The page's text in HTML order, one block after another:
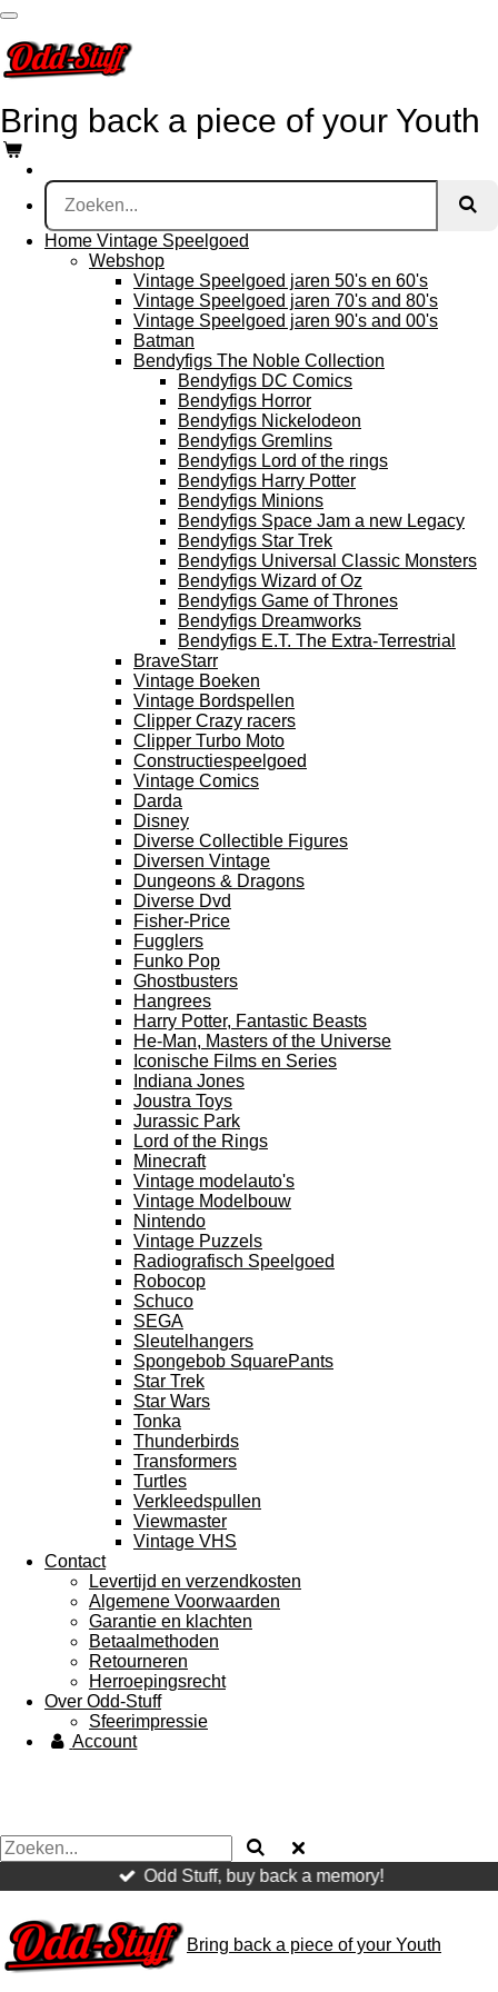
Ga
direct
naar
de
Bring back a piece of your Youth
Home Vintage Speelgoed
Webshop
Vintage Speelgoed jaren 50's en 60's
Vintage Speelgoed jaren 70's and 80's
Vintage Speelgoed jaren 90's and 00's
Batman
Bendyfigs The Noble Collection
Bendyfigs DC Comics
Bendyfigs Horror
Bendyfigs Nickelodeon
Bendyfigs Gremlins
Bendyfigs Lord of the rings
Bendyfigs Harry Potter
Bendyfigs Minions
Bendyfigs Space Jam a new Legacy
Bendyfigs Star Trek
Bendyfigs Universal Classic Monsters
Bendyfigs Wizard of Oz
Bendyfigs Game of Thrones
Bendyfigs Dreamworks
Bendyfigs E.T. The Extra-Terrestrial
BraveStarr
Vintage Boeken
Vintage Bordspellen
Clipper Crazy racers
Clipper Turbo Moto
Constructiespeelgoed
Vintage Comics
Darda
Disney
Diverse Collectible Figures
Diversen Vintage
Dungeons & Dragons
Diverse Dvd
Fisher-Price
Fugglers
Funko Pop
Ghostbusters
Hangrees
Harry Potter, Fantastic Beasts
He-Man, Masters of the Universe
Iconische Films en Series
Indiana Jones
Joustra Toys
Jurassic Park
Lord of the Rings
Minecraft
Vintage modelauto's
Vintage Modelbouw
Nintendo
Vintage Puzzels
Radiografisch Speelgoed
Robocop
Schuco
SEGA
Sleutelhangers
Spongebob SquarePants
Star Trek
Star Wars
Tonka
Thunderbirds
Transformers
Turtles
Verkleedspullen
Viewmaster
Vintage VHS
Contact
Levertijd en verzendkosten
Algemene Voorwaarden
Garantie en klachten
Betaalmethoden
Retourneren
Herroepingsrecht
Over Odd-Stuff
Sfeerimpressie
Account
Odd Stuff, buy back a memory!
Bring back a piece of your Youth